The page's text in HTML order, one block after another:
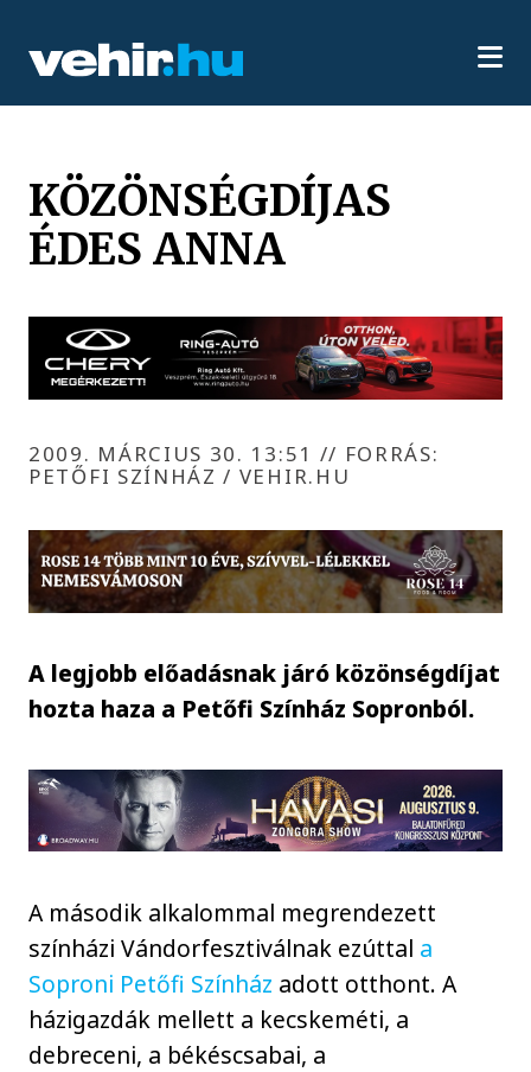
KÖZÖNSÉGDÍJAS
ÉDES ANNA
2009. MÁRCIUS 30. 13:51 // FORRÁS:
PETŐFI SZÍNHÁZ / VEHIR.HU
A legjobb előadásnak járó közönségdíjat
hozta haza a Petőfi Színház Sopronból.
A második alkalommal megrendezett
színházi Vándorfesztiválnak ezúttal a
Soproni Petőfi Színház adott otthont. A
házigazdák mellett a kecskeméti, a
debreceni, a békéscsabai, a